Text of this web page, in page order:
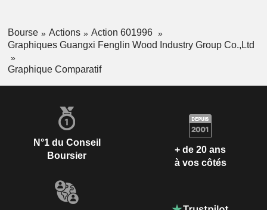
Bourse Actions
Action 601996
Graphiques Guangxi Fenglin Wood Industry Group Co.,Ltd
Graphique Comparatif
N°1 du Conseil
Boursier
+ de 20 ans
à vos côtés